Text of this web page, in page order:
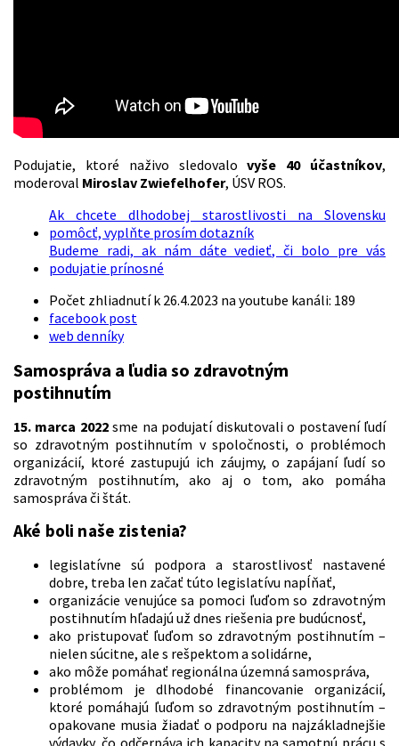
Podujatie, ktoré naživo sledovalovyše 40 účastníkov,
moderoval Miroslav Zwiefelhofer, ÚSV ROS.
Ak chcete dlhodobej starostlivosti na Slovensku
pomôcť, vyplňte prosím dotazník
Budeme radi, ak nám dáte vedieť, či bolo pre vás
podujatie prínosné
Počet zhliadnutí k 26.4.2023 na youtube kanáli: 189
facebook post
web denníky
Samospráva a ľudia so zdravotným
postihnutím
15. marca 2022sme na podujatí diskutovali o postavení ľudí
so zdravotným postihnutím v spoločnosti, o problémoch
organizácií, ktoré zastupujú ich záujmy, o zapájaní ľudí so
zdravotným postihnutím, ako aj o tom, ako pomáha
samospráva či štát.
Aké boli naše zistenia?
legislatívne sú podpora a starostlivosť nastavené
dobre, treba len začať túto legislatívu napĺňať,
organizácie venujúce sa pomoci ľuďom so zdravotným
postihnutím hľadajú už dnes riešenia pre budúcnosť,
ako pristupovať ľuďom so zdravotným postihnutím –
nielen súcitne, ale s rešpektom a solidárne,
ako môže pomáhať regionálna územná samospráva,
problémom je dlhodobé financovanie organizácií,
ktoré pomáhajú ľuďom so zdravotným postihnutím –
opakovane musia žiadať o podporu na najzákladnejšie